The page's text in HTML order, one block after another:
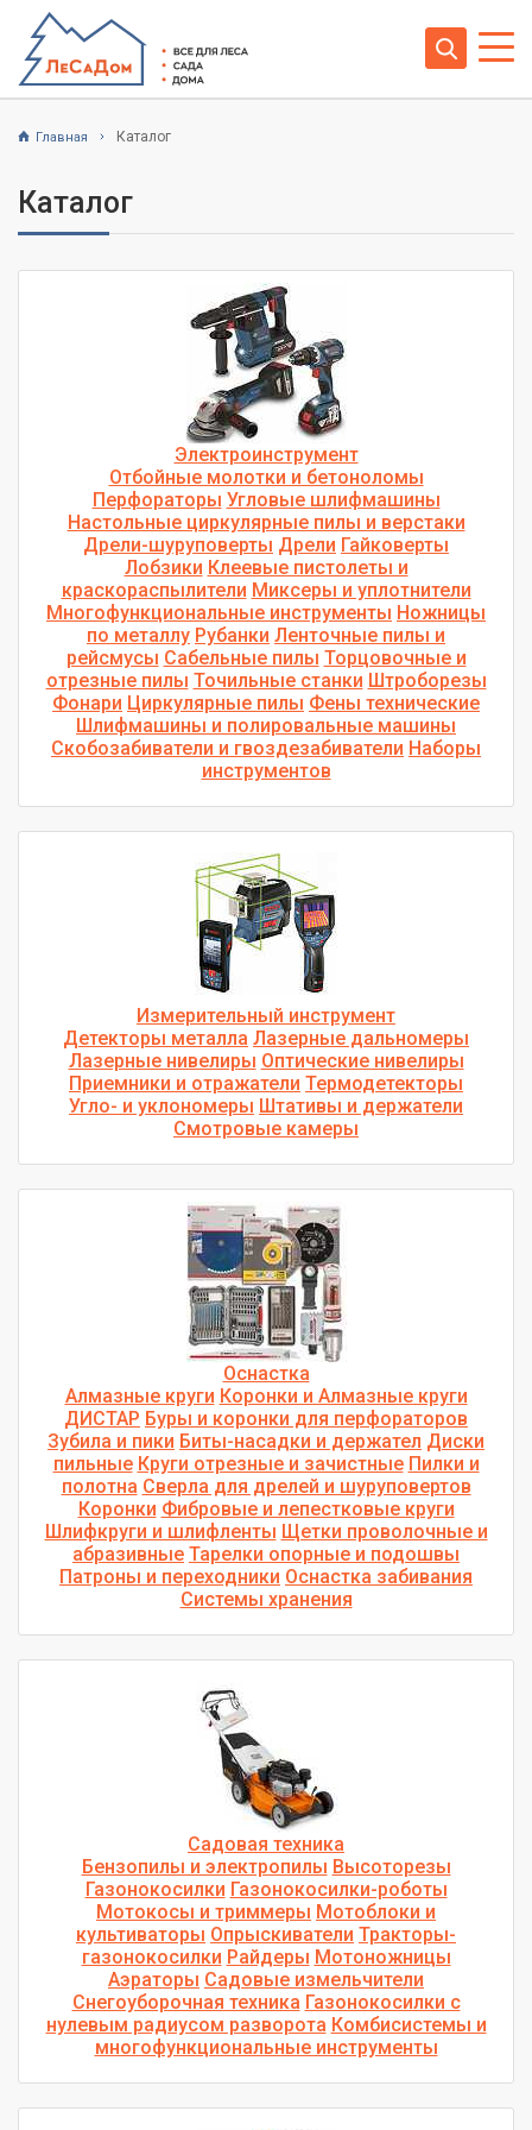
Главная Каталог
Каталог
Электроинструмент
Отбойные молотки и бетоноломы
Перфораторы Угловые шлифмашины
Настольные циркулярные пилы и верстаки
Дрели-шуруповерты Дрели Гайковерты
Лобзики Клеевые пистолеты и
краскораспылители Миксеры и уплотнители
Многофункциональные инструменты Ножницы
по металлу Рубанки Ленточные пилы и
рейсмусы Сабельные пилы Торцовочные и
отрезные пилы Точильные станки Штроборезы
Фонари Циркулярные пилы Фены технические
Шлифмашины и полировальные машины
Скобозабиватели и гвоздезабиватели Наборы
инструментов
Измерительный инструмент
Детекторы металла Лазерные дальномеры
Лазерные нивелиры Оптические нивелиры
Приемники и отражатели Термодетекторы
Угло- и уклономеры Штативы и держатели
Смотровые камеры
Оснастка
Алмазные круги Коронки и Алмазные круги
ДИСТАР Буры и коронки для перфораторов
Зубила и пики Биты-насадки и держател Диски
пильные Круги отрезные и зачистные Пилки и
полотна Сверла для дрелей и шуруповертов
Коронки Фибровые и лепестковые круги
Шлифкруги и шлифленты Щетки проволочные и
абразивные Тарелки опорные и подошвы
Патроны и переходники Оснастка забивания
Системы хранения
Садовая техника
Бензопилы и электропилы Высоторезы
Газонокосилки Газонокосилки-роботы
Мотокосы и триммеры Мотоблоки и
культиваторы Опрыскиватели Тракторы-
газонокосилки Райдеры Мотоножницы
Аэраторы Садовые измельчители
Снегоуборочная техника Газонокосилки с
нулевым радиусом разворота Комбисистемы и
многофункциональные инструменты